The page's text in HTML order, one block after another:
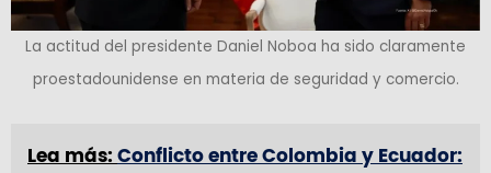
La actitud del presidente Daniel Noboa ha sido claramente
proestadounidense en materia de seguridad y comercio.
Lea más: Conflicto entre Colombia y Ecuador: